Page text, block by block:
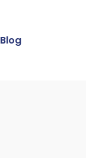
Blog